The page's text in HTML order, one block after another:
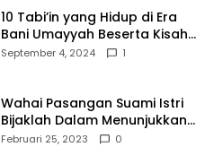
10 Tabi’in yang Hidup di Era
Bani Umayyah Beserta Kisah
Teladan Mereka!
September 4, 2024 1
Wahai Pasangan Suami Istri
Bijaklah Dalam Menunjukkan
Kebahagiaanmu Di Publik
Februari 25, 2023 0